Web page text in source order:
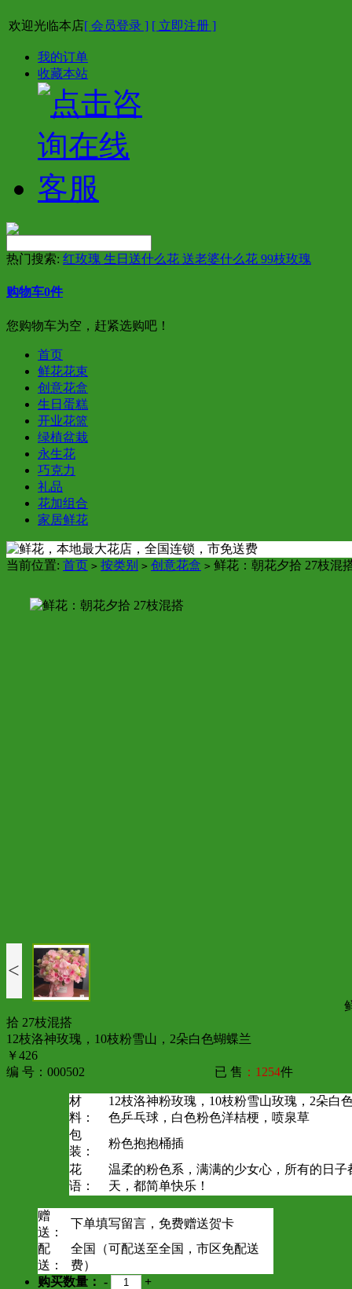
欢迎光临本店[ 会员登录 ] [ 立即注册 ]
我的订单
收藏本站
热门搜索: 红玫瑰 生日送什么花 送老婆什么花 99枝玫瑰
购物车0件
您购物车为空，赶紧选购吧！
首页
鲜花花束
创意花盒
生日蛋糕
开业花篮
绿植盆栽
永生花
巧克力
礼品
花加组合
家居鲜花
当前位置: 首页 > 按类别 > 创意花盒 > 鲜花：朝花夕拾 27枝混
<
拾 27枝混搭
12枝洛神玫瑰，10枝粉雪山，2朵白色蝴蝶兰
￥426
编 号：000502
已 售 ：1254件
材
料：
12枝洛神粉玫瑰，10枝粉雪山玫瑰，2朵白
色乒乓球，白色粉色洋桔梗，喷泉草
包
装：
粉色抱抱桶插
花
语：
温柔的粉色系，满满的少女心，所有的日子
天，都简单快乐！
赠
送：
下单填写留言，免费赠送贺卡
配
送：
全国（可配送至全国，市区免配送
费）
购买数量： - +